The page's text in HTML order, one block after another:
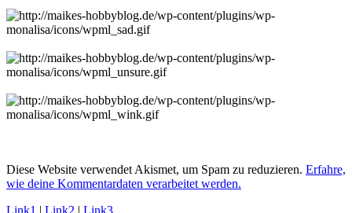
Diese Website verwendet Akismet, um Spam zu reduzieren. Erfahre,
wie deine Kommentardaten verarbeitet werden.
Link1 | Link2 | Link3